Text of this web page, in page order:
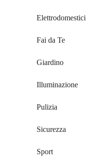
Elettrodomestici
Fai da Te
Giardino
Illuminazione
Pulizia
Sicurezza
Sport